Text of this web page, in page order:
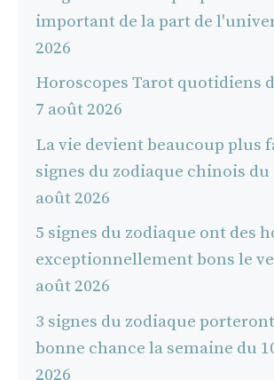
important de la part de
2026
Horoscopes Tarot quotidiens
7 août 2026
La vie devient beaucoup plus
signes du zodiaque chinois du
août 2026
5 signes du zodiaque ont des
exceptionnellement bons le
août 2026
3 signes du zodiaque
bonne chance la semaine du
2026